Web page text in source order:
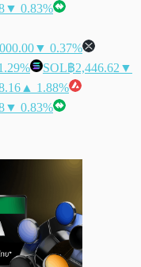
▼ 0.83%
▼ 0.37%
SOL฿2,446.62 ▼
▲ 1.88%
▼ 0.83%